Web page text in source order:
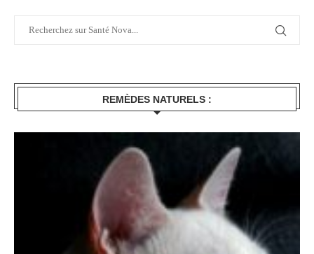
REMÈDES NATURELS :